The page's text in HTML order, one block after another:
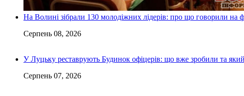
На Волині зібрали 130 молодіжних лідерів: про що говорили на
Серпень 08, 2026
У Луцьку реставрують Будинок офіцерів: що вже зробили та
Серпень 07, 2026